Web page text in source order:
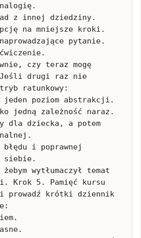
z innej dziedziny.
na mniejsze kroki.
pytanie.
czy teraz mogę
drugi raz nie
ratunkowy:
poziom abstrakcji.
jedną zależność naraz.
dla dziecka, a potem
i poprawnej
siebie.
wytłumaczył temat
Krok 5. Pamięć kursu
prowadź krótki dziennik